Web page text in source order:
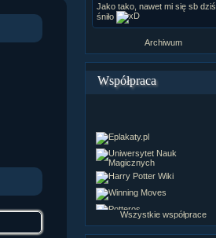
Jako tako, nawet mi się sb dziś
śniło
Archiwum
Współpraca
Wszystkie współprace